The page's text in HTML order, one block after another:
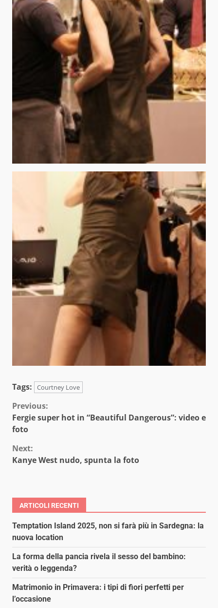
Tags: Courtney Love
Continue
Reading
Previous:
Fergie super hot in “Beautiful Dangerous”: video e
foto
Next:
Kanye West nudo, spunta la foto
ARTICOLI RECENTI
Temptation Island 2025, non si farà più in Sardegna: la
nuova location
La forma della pancia rivela il sesso del bambino:
verità o leggenda?
Matrimonio in Primavera: i tipi di fiori perfetti per
l’occasione